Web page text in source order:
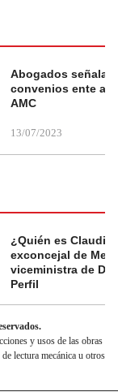
Abogados
convenios ente
AMC
13/07/2023
¿Quién es Claudia
exconcejal de
viceministra de
Perfil
y usos de las obras
lectura mecánica u otros